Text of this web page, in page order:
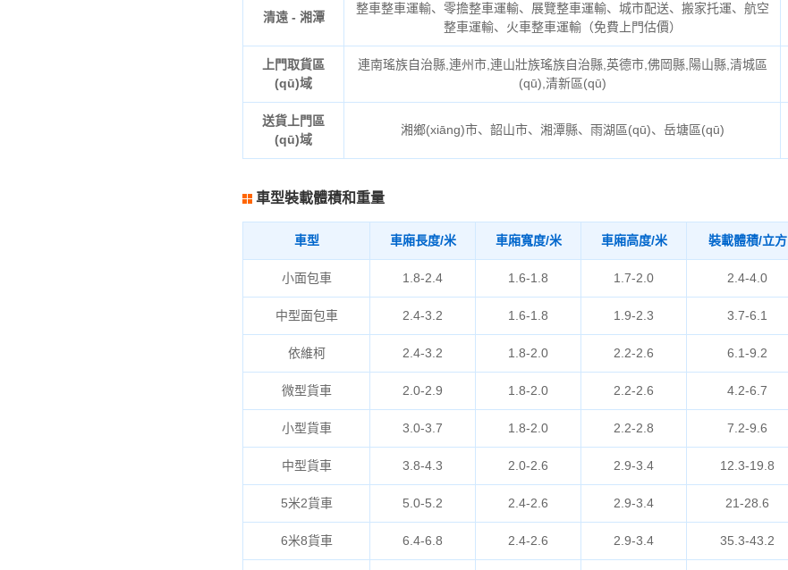
清遠 - 湘潭
整車整車運輸、零擔整車運輸、展覽整車運輸、城市配送、搬家托運、航空
整車運輸、火車整車運輸（免費上門估價）
上門取貨區
(qū)域
連南瑤族自治縣,連州市,連山壯族瑤族自治縣,英德市,佛岡縣,陽山縣,清城區
(qū),清新區(qū)
送貨上門區
(qū)域
湘鄉(xiāng)市、韶山市、湘潭縣、雨湖區(qū)、岳塘區(qū)
車型裝載體積和重量
車型 車廂長度/米 車廂寬度/米 車廂高度/米 裝載體積/立方
小面包車 1.8-2.4 1.6-1.8 1.7-2.0 2.4-4.0
中型面包車 2.4-3.2 1.6-1.8 1.9-2.3 3.7-6.1
依維柯 2.4-3.2 1.8-2.0 2.2-2.6 6.1-9.2
微型貨車 2.0-2.9 1.8-2.0 2.2-2.6 4.2-6.7
小型貨車 3.0-3.7 1.8-2.0 2.2-2.8 7.2-9.6
中型貨車 3.8-4.3 2.0-2.6 2.9-3.4 12.3-19.8
5米2貨車 5.0-5.2 2.4-2.6 2.9-3.4 21-28.6
6米8貨車 6.4-6.8 2.4-2.6 2.9-3.4 35.3-43.2